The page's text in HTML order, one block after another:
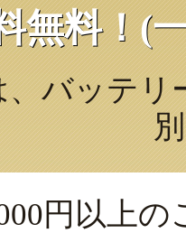
無料！(
バッテリ
円以上の